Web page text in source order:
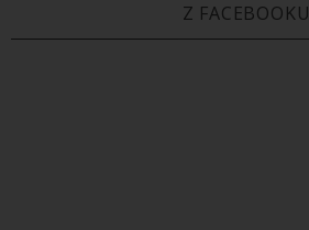
Z FACEBOOKU